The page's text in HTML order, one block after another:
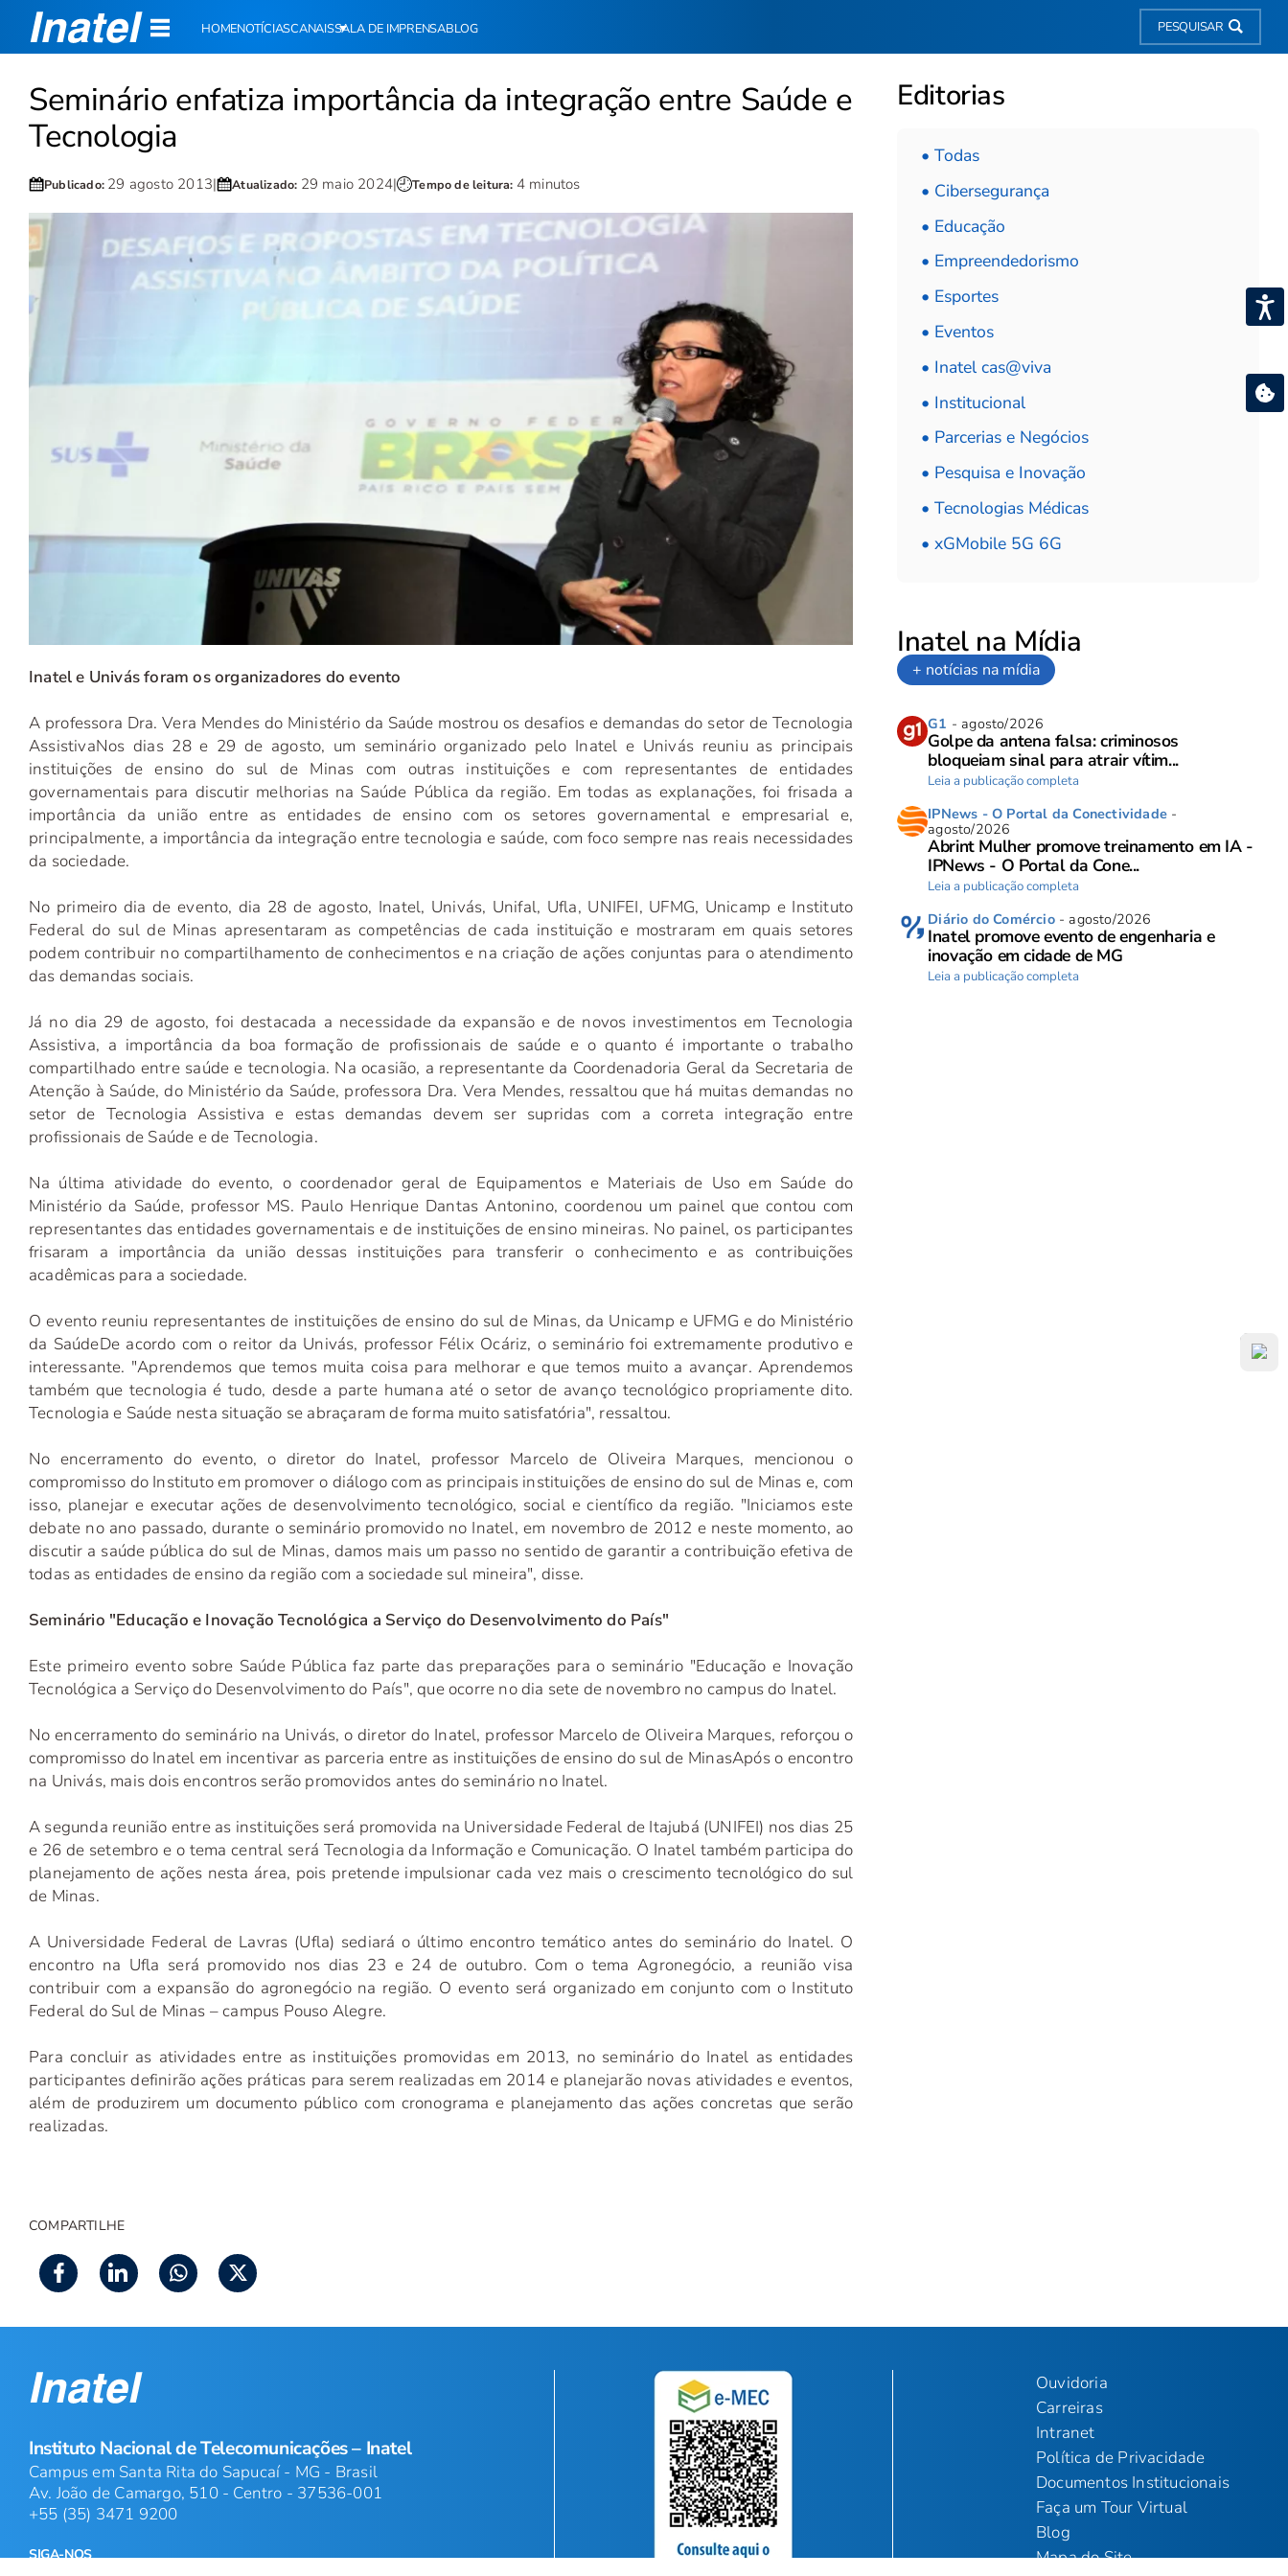
Seminário enfatiza importância da integração entre Saúde e
Tecnologia
Publicado: 29 agosto 2013| Atualizado: 29 maio 2024| Tempo de leitura: 4 minutos
Inatel e Univás foram os organizadores do evento
A professora Dra. Vera Mendes do Ministério da Saúde mostrou os desafios e demandas do setor de Tecnologia
AssistivaNos dias 28 e 29 de agosto, um seminário organizado pelo Inatel e Univás reuniu as principais
instituições de ensino do sul de Minas com outras instituições e com representantes de entidades
governamentais para discutir melhorias na Saúde Pública da região. Em todas as explanações, foi frisada a
importância da união entre as entidades de ensino com os setores governamental e empresarial e,
principalmente, a importância da integração entre tecnologia e saúde, com foco sempre nas reais necessidades
da sociedade.
No primeiro dia de evento, dia 28 de agosto, Inatel, Univás, Unifal, Ufla, UNIFEI, UFMG, Unicamp e Instituto
Federal do sul de Minas apresentaram as competências de cada instituição e mostraram em quais setores
podem contribuir no compartilhamento de conhecimentos e na criação de ações conjuntas para o atendimento
das demandas sociais.
Já no dia 29 de agosto, foi destacada a necessidade da expansão e de novos investimentos em Tecnologia
Assistiva, a importância da boa formação de profissionais de saúde e o quanto é importante o trabalho
compartilhado entre saúde e tecnologia. Na ocasião, a representante da Coordenadoria Geral da Secretaria de
Atenção à Saúde, do Ministério da Saúde, professora Dra. Vera Mendes, ressaltou que há muitas demandas no
setor de Tecnologia Assistiva e estas demandas devem ser supridas com a correta integração entre
profissionais de Saúde e de Tecnologia.
Na última atividade do evento, o coordenador geral de Equipamentos e Materiais de Uso em Saúde do
Ministério da Saúde, professor MS. Paulo Henrique Dantas Antonino, coordenou um painel que contou com
representantes das entidades governamentais e de instituições de ensino mineiras. No painel, os participantes
frisaram a importância da união dessas instituições para transferir o conhecimento e as contribuições
acadêmicas para a sociedade.
O evento reuniu representantes de instituições de ensino do sul de Minas, da Unicamp e UFMG e do Ministério
da SaúdeDe acordo com o reitor da Univás, professor Félix Ocáriz, o seminário foi extremamente produtivo e
interessante. "Aprendemos que temos muita coisa para melhorar e que temos muito a avançar. Aprendemos
também que tecnologia é tudo, desde a parte humana até o setor de avanço tecnológico propriamente dito.
Tecnologia e Saúde nesta situação se abraçaram de forma muito satisfatória", ressaltou.
No encerramento do evento, o diretor do Inatel, professor Marcelo de Oliveira Marques, mencionou o
compromisso do Instituto em promover o diálogo com as principais instituições de ensino do sul de Minas e, com
isso, planejar e executar ações de desenvolvimento tecnológico, social e científico da região. "Iniciamos este
debate no ano passado, durante o seminário promovido no Inatel, em novembro de 2012 e neste momento, ao
discutir a saúde pública do sul de Minas, damos mais um passo no sentido de garantir a contribuição efetiva de
todas as entidades de ensino da região com a sociedade sul mineira", disse.
Seminário "Educação e Inovação Tecnológica a Serviço do Desenvolvimento do País"
Este primeiro evento sobre Saúde Pública faz parte das preparações para o seminário "Educação e Inovação
Tecnológica a Serviço do Desenvolvimento do País", que ocorre no dia sete de novembro no campus do Inatel.
No encerramento do seminário na Univás, o diretor do Inatel, professor Marcelo de Oliveira Marques, reforçou o
compromisso do Inatel em incentivar as parceria entre as instituições de ensino do sul de MinasApós o encontro
na Univás, mais dois encontros serão promovidos antes do seminário no Inatel.
A segunda reunião entre as instituições será promovida na Universidade Federal de Itajubá (UNIFEI) nos dias 25
e 26 de setembro e o tema central será Tecnologia da Informação e Comunicação. O Inatel também participa do
planejamento de ações nesta área, pois pretende impulsionar cada vez mais o crescimento tecnológico do sul
de Minas.
A Universidade Federal de Lavras (Ufla) sediará o último encontro temático antes do seminário do Inatel. O
encontro na Ufla será promovido nos dias 23 e 24 de outubro. Com o tema Agronegócio, a reunião visa
contribuir com a expansão do agronegócio na região. O evento será organizado em conjunto com o Instituto
Federal do Sul de Minas – campus Pouso Alegre.
Para concluir as atividades entre as instituições promovidas em 2013, no seminário do Inatel as entidades
participantes definirão ações práticas para serem realizadas em 2014 e planejarão novas atividades e eventos,
além de produzirem um documento público com cronograma e planejamento das ações concretas que serão
realizadas.
COMPARTILHE
Editorias
• Todas
• Cibersegurança
• Educação
• Empreendedorismo
• Esportes
• Eventos
• Inatel cas@viva
• Institucional
• Parcerias e Negócios
• Pesquisa e Inovação
• Tecnologias Médicas
• xGMobile 5G 6G
Inatel na Mídia
+ notícias na mídia
G1 - agosto/2026
Golpe da antena falsa: criminosos
bloqueiam sinal para atrair vítim...
Leia a publicação completa
IPNews - O Portal da Conectividade -
agosto/2026
Abrint Mulher promove treinamento em IA -
IPNews - O Portal da Cone...
Leia a publicação completa
Diário do Comércio- agosto/2026
Inatel promove evento de engenharia e
inovação em cidade de MG
Leia a publicação completa
HOMENOTÍCIASCANAISSALA DE IMPRENSABLOG PESQUISAR
Instituto Nacional de Telecomunicações – Inatel
Campus em Santa Rita do Sapucaí - MG - Brasil
Av. João de Camargo, 510 - Centro - 37536-001
+55 (35) 3471 9200
SIGA-NOS
Ouvidoria
Carreiras
Intranet
Política de Privacidade
Documentos Institucionais
Faça um Tour Virtual
Blog
Mapa do Site